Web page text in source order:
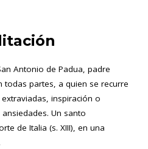
Antonio de Padua, padre
partes, a quien se recurre
inspiración o
Un santo
de Italia (s. XIII), en una